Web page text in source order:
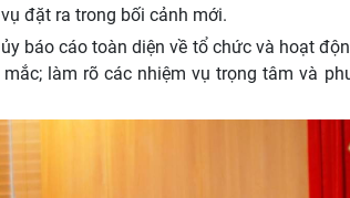
đặt ra trong bối cảnh mới.
báo cáo toàn diện về tổ chức và hoạt
làm rõ các nhiệm vụ trọng tâm và